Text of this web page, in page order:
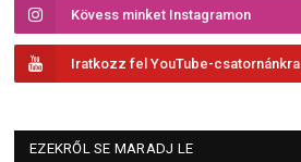
Kövess minket Instagramon
Iratkozz fel YouTube-csatornánkra
EZEKRŐL SE MARADJ LE